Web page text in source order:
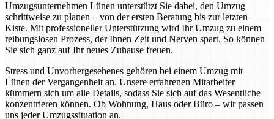
Umzugsunternehmen Lünen unterstützt Sie dabei, den Umzug
schrittweise zu planen – von der ersten Beratung bis zur letzten
Kiste. Mit professioneller Unterstützung wird Ihr Umzug zu einem
reibungslosen Prozess, der Ihnen Zeit und Nerven spart. So können
Sie sich ganz auf Ihr neues Zuhause freuen.
Stress und Unvorhergesehenes gehören bei einem Umzug mit
Lünen der Vergangenheit an. Unsere erfahrenen Mitarbeiter
kümmern sich um alle Details, sodass Sie sich auf das Wesentliche
konzentrieren können. Ob Wohnung, Haus oder Büro – wir passen
uns jeder Umzugssituation an.